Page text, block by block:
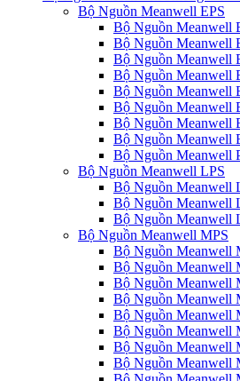
Bộ Nguồn Meanwell EPS
Bộ Nguồn Meanwell
Bộ Nguồn Meanwell
Bộ Nguồn Meanwell
Bộ Nguồn Meanwell
Bộ Nguồn Meanwell
Bộ Nguồn Meanwell
Bộ Nguồn Meanwell
Bộ Nguồn Meanwell
Bộ Nguồn Meanwell
Bộ Nguồn Meanwell LPS
Bộ Nguồn Meanwell
Bộ Nguồn Meanwell
Bộ Nguồn Meanwell
Bộ Nguồn Meanwell MPS
Bộ Nguồn Meanwell
Bộ Nguồn Meanwell
Bộ Nguồn Meanwell
Bộ Nguồn Meanwell
Bộ Nguồn Meanwell
Bộ Nguồn Meanwell
Bộ Nguồn Meanwell
Bộ Nguồn Meanwell